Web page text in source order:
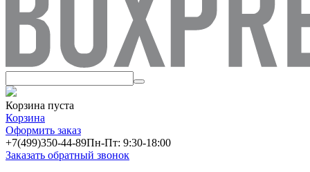
Корзина пуста
Корзина
Оформить заказ
+7(499)350-44-89Пн-Пт: 9:30-18:00
Заказать обратный звонок